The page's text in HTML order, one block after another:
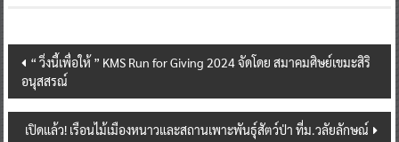
Post
navigation
“ วิ่งนี้เพื่อให้ ” KMS Run for Giving 2024 จัดโดย สมาคมศิษย์เขมะสิริ
อนุสสรณ์
เปิดแล้ว! เรือนไม้เมืองหนาวและสถานเพาะพันธุ์สัตว์ป่า ที่ม.วลัยลักษณ์